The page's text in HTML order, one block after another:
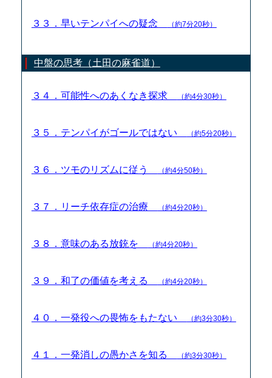
３３．早いテンパイへの疑念 （約7分20秒）
中盤の思考（土田の麻雀道）
３４．可能性へのあくなき探求 （約4分30秒）
３５．テンパイがゴールではない （約5分20秒）
３６．ツモのリズムに従う （約4分50秒）
３７．リーチ依存症の治療 （約4分20秒）
３８．意味のある放銃を （約4分20秒）
３９．和了の価値を考える （約4分20秒）
４０．一発役への畏怖をもたない （約3分30秒）
４１．一発消しの愚かさを知る （約3分30秒）